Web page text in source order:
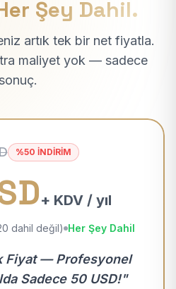
Şey Dahil.
artık tek bir net fiyatla.
maliyet yok — sadece
sonuç.
%50 İNDİRİM
+ KDV / yıl
dahil değil) Her Şey Dahil
Fiyat — Profesyonel
Sadece 50 USD!"